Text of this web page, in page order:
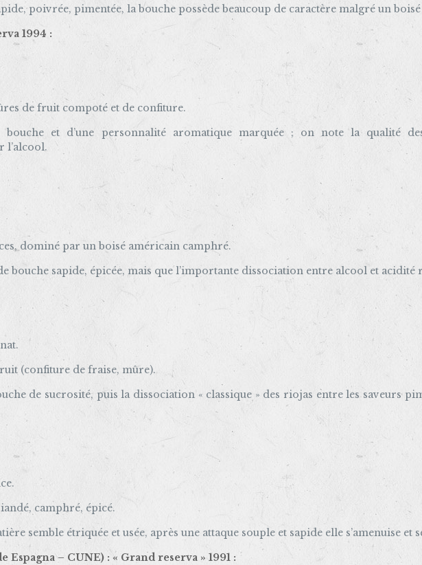
poivrée, pimentée, la bouche possède beaucoup de caractère malgré un
1994 :
de fruit compoté et de confiture.
et d’une personnalité aromatique marquée ; on note la qualité
l’alcool.
dominé par un boisé américain camphré.
bouche sapide, épicée, mais que l’importante dissociation entre alcool et acidité
(confiture de fraise, mûre).
de sucrosité, puis la dissociation « classique » des riojas entre les saveurs
camphré, épicé.
semble étriquée et usée, après une attaque souple et sapide elle s’amenuise et
– CUNE) : « Grand reserva » 1991 :